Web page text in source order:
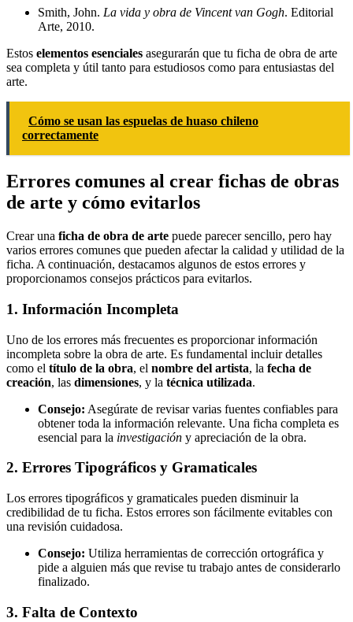
Smith, John. La vida y obra de Vincent van Gogh. Editorial
Arte, 2010.
Estos elementos esenciales asegurarán que tu ficha de obra de arte
sea completa y útil tanto para estudiosos como para entusiastas del
arte.
Cómo se usan las espuelas de huaso chileno
correctamente
Errores comunes al crear fichas de obras
de arte y cómo evitarlos
Crear una ficha de obra de arte puede parecer sencillo, pero hay
varios errores comunes que pueden afectar la calidad y utilidad de la
ficha. A continuación, destacamos algunos de estos errores y
proporcionamos consejos prácticos para evitarlos.
1. Información Incompleta
Uno de los errores más frecuentes es proporcionar información
incompleta sobre la obra de arte. Es fundamental incluir detalles
como el título de la obra, el nombre del artista, la fecha de
creación, las dimensiones, y la técnica utilizada.
Consejo: Asegúrate de revisar varias fuentes confiables para
obtener toda la información relevante. Una ficha completa es
esencial para la investigación y apreciación de la obra.
2. Errores Tipográficos y Gramaticales
Los errores tipográficos y gramaticales pueden disminuir la
credibilidad de tu ficha. Estos errores son fácilmente evitables con
una revisión cuidadosa.
Consejo: Utiliza herramientas de corrección ortográfica y
pide a alguien más que revise tu trabajo antes de considerarlo
finalizado.
3. Falta de Contexto